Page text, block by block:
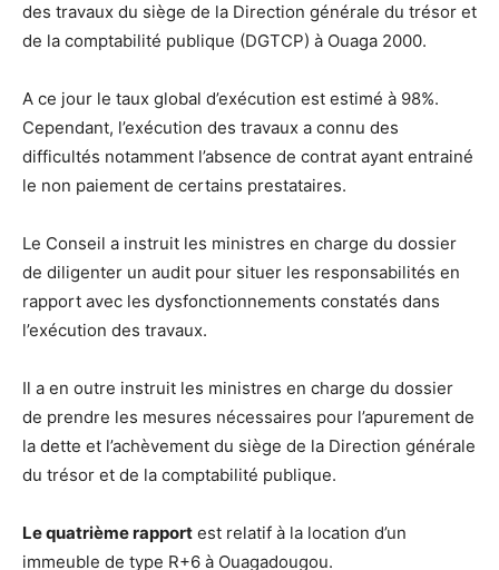
des travaux du siège de la Direction générale du trésor et
de la comptabilité publique (DGTCP) à Ouaga 2000.
A ce jour le taux global d’exécution est estimé à 98%.
Cependant, l’exécution des travaux a connu des
difficultés notamment l’absence de contrat ayant entrainé
le non paiement de certains prestataires.
Le Conseil a instruit les ministres en charge du dossier
de diligenter un audit pour situer les responsabilités en
rapport avec les dysfonctionnements constatés dans
l’exécution des travaux.
Il a en outre instruit les ministres en charge du dossier
de prendre les mesures nécessaires pour l’apurement de
la dette et l’achèvement du siège de la Direction générale
du trésor et de la comptabilité publique.
Le quatrième rapport est relatif à la location d’un
immeuble de type R+6 à Ouagadougou.